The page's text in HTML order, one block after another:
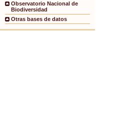
Observatorio Nacional de
Biodiversidad
Otras bases de datos